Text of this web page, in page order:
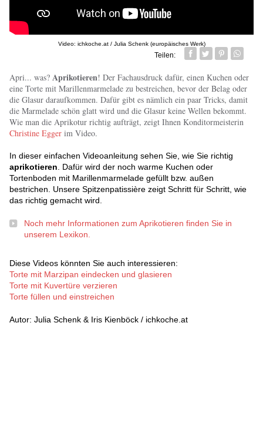
Video: ichkoche.at / Julia Schenk (europäisches Werk)
Teilen:
Facebook
TwitterPin it
Apri... was? Aprikotieren! Der Fachausdruck dafür, einen Kuchen oder
eine Torte mit Marillenmarmelade zu bestreichen, bevor der Belag oder
die Glasur daraufkommen. Dafür gibt es nämlich ein paar Tricks, damit
die Marmelade schön glatt wird und die Glasur keine Wellen bekommt.
Wie man die Aprikotur richtig aufträgt, zeigt Ihnen Konditormeisterin
Christine Egger im Video.
In dieser einfachen Videoanleitung sehen Sie, wie Sie richtig
aprikotieren. Dafür wird der noch warme Kuchen oder
Tortenboden mit Marillenmarmelade gefüllt bzw. außen
bestrichen. Unsere Spitzenpatissière zeigt Schritt für Schritt, wie
das richtig gemacht wird.
Noch mehr Informationen zum Aprikotieren finden Sie in
unserem Lexikon.
Diese Videos könnten Sie auch interessieren:
Torte mit Marzipan eindecken und glasieren
Torte mit Kuvertüre verzieren
Torte füllen und einstreichen
Autor: Julia Schenk & Iris Kienböck / ichkoche.at